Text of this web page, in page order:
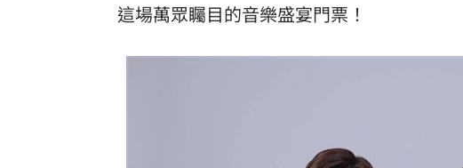
理想混蛋號召粉絲跨海追星吃美食！
這場萬眾矚目的音樂盛宴門票！